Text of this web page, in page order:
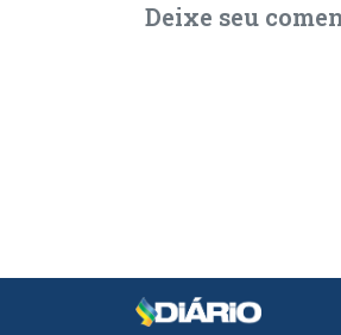
Deixe seu